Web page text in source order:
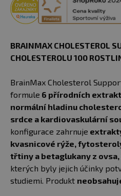
BRAINMAX CHOLESTEROL
CHOLESTEROLU 100
BrainMax Cholesterol
formule 6 přírodních
normální hladinu
srdce a kardiovaskulární
konfigurace zahrnuje
kvasnicové rýže,
třtiny a betaglukany z ovsa,
kterých byly jejich účinky
studiemi. Produkt